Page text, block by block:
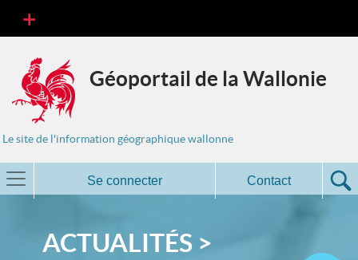
Géoportail de la Wallonie
Le site de l'information géographique wallonne
Se connecter Contact
ACTUALITÉS >